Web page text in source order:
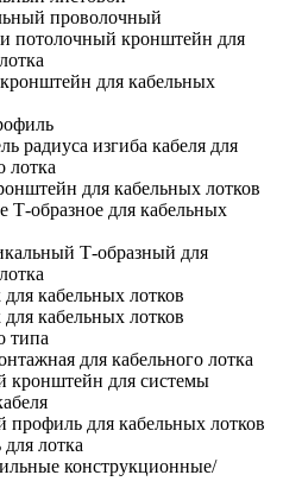
проволочный
потолочный кронштейн для
для кабельных
радиуса изгиба кабеля для
лотка
для кабельных лотков
Т-образное для кабельных
Т-образный для
кабельных лотков
кабельных лотков
типа
для кабельного лотка
кронштейн для системы
для кабельных лотков
для лотка
конструкционные/